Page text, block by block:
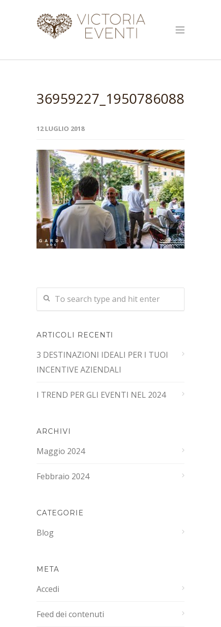
12 LUGLIO 2018
ARTICOLI RECENTI
3 DESTINAZIONI IDEALI PER I TUOI
INCENTIVE AZIENDALI
I TREND PER GLI EVENTI NEL 2024
ARCHIVI
Maggio 2024
Febbraio 2024
CATEGORIE
Blog
META
Accedi
Feed dei contenuti